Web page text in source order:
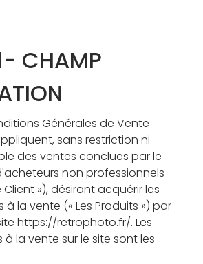
CHAMP
Générales de Vente
sans restriction ni
des ventes conclues par le
non professionnels
Client »), désirant acquérir les
la vente (« Les Produits ») par
https://retrophoto.fr/. Les
la vente sur le site sont les